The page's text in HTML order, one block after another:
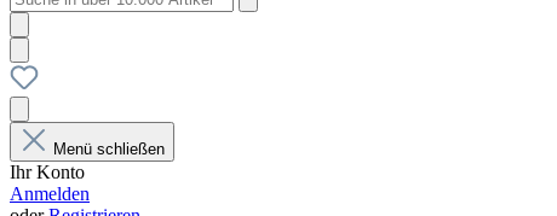
Menü schließen
Ihr Konto
Anmelden